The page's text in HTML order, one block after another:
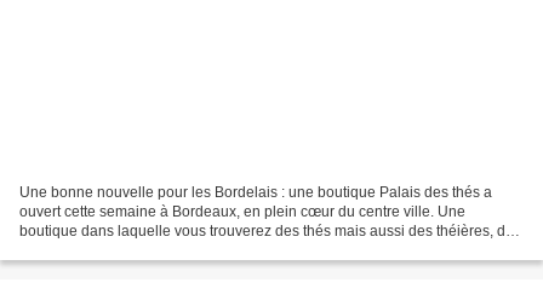
Une bonne nouvelle pour les Bordelais : une boutique Palais des thés a
ouvert cette semaine à Bordeaux, en plein cœur du centre ville. Une
boutique dans laquelle vous trouverez des thés mais aussi des théières, des